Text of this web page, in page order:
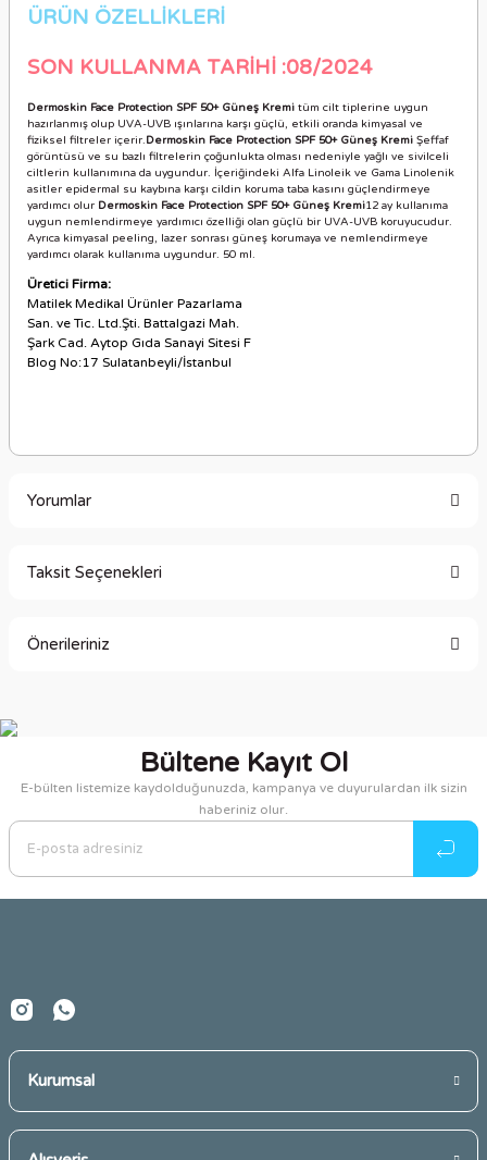
ÜRÜN ÖZELLİKLERİ
SON KULLANMA TARİHİ :08/2024
Dermoskin Face Protection SPF 50+ Güneş Kremi tüm cilt tiplerine uygun
hazırlanmış olup UVA-UVB ışınlarına karşı güçlü, etkili oranda kimyasal ve
fiziksel filtreler içerir.Dermoskin Face Protection SPF 50+ Güneş Kremi Şeffaf
görüntüsü ve su bazlı filtrelerin çoğunlukta olması nedeniyle yağlı ve sivilceli
ciltlerin kullanımına da uygundur. İçeriğindeki Alfa Linoleik ve Gama Linolenik
asitler epidermal su kaybına karşı cildin koruma taba kasını güçlendirmeye
yardımcı olur Dermoskin Face Protection SPF 50+ Güneş Kremi12 ay kullanıma
uygun nemlendirmeye yardımıcı özelliği olan güçlü bir UVA-UVB koruyucudur.
Ayrıca kimyasal peeling, lazer sonrası güneş korumaya ve nemlendirmeye
yardımcı olarak kullanıma uygundur. 50 ml.
Üretici Firma:
Matilek Medikal Ürünler Pazarlama
San. ve Tic. Ltd.Şti. Battalgazi Mah.
Şark Cad. Aytop Gıda Sanayi Sitesi F
Blog No:17 Sulatanbeyli/İstanbul
Yorumlar
Taksit Seçenekleri
Önerileriniz
Görüş ve önerileriniz için teşekkür ederiz.
Ürün resmi kalitesiz, bozuk veya görüntülenemiyor.
Ürün açıklamasında eksik bilgiler bulunuyor.
Ürün bilgilerinde hatalar bulunuyor.
Bültene Kayıt Ol
E-bülten listemize kaydolduğunuzda, kampanya ve duyurulardan ilk sizin
haberiniz olur.
Kurumsal